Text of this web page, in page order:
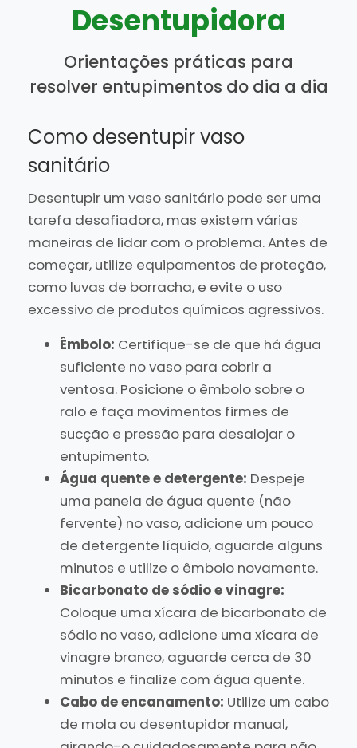
Desentupidora
Orientações práticas para
resolver entupimentos do dia a dia
Como desentupir vaso
sanitário
Desentupir um vaso sanitário pode ser uma
tarefa desafiadora, mas existem várias
maneiras de lidar com o problema. Antes de
começar, utilize equipamentos de proteção,
como luvas de borracha, e evite o uso
excessivo de produtos químicos agressivos.
Êmbolo: Certifique-se de que há água
suficiente no vaso para cobrir a
ventosa. Posicione o êmbolo sobre o
ralo e faça movimentos firmes de
sucção e pressão para desalojar o
entupimento.
Água quente e detergente: Despeje
uma panela de água quente (não
fervente) no vaso, adicione um pouco
de detergente líquido, aguarde alguns
minutos e utilize o êmbolo novamente.
Bicarbonato de sódio e vinagre:
Coloque uma xícara de bicarbonato de
sódio no vaso, adicione uma xícara de
vinagre branco, aguarde cerca de 30
minutos e finalize com água quente.
Cabo de encanamento: Utilize um cabo
de mola ou desentupidor manual,